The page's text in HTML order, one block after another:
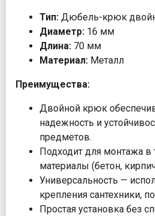
Тип: Дюбель-крюк
Диаметр: 16 мм
Длина: 70 мм
Материал: Металл
Преимущества:
Двойной крюк
надежность и
предметов.
Подходит для монтажа
материалы (бетон,
Универсальность —
крепления сантехники,
Простая установка без